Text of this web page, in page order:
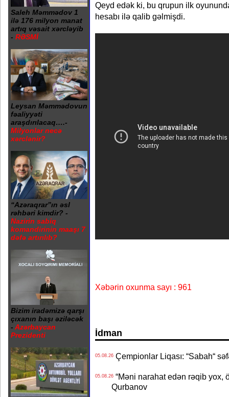
Saleh Məmmədov 1
ilə 176 milyon manat
artıq vəsait xərcləyib
- RƏSMİ
Leysan Məmmədovun
fəaliyyəti
araşdırılacaq….-
Milyonlar necə
xərclənir?
“Azəraqrar”ın əsl
rəhbəri kimdir? -
Nazirin sabiq
komandirinin maaşı 7
dəfə artırılıb?
Bizim iradəmizə qarşı
çıxanın başı əziləcək
- Azərbaycan
Prezidenti
Qeyd edək ki, bu qrupun ilk
hesabı ilə qalib gəlmişdi.
Xəbərin oxunma sayı : 961
İdman
05.08.26Çempionlar Liqası: “Sabah“
05.08.26“Məni narahat edən rəqib yox,
Qurbanov